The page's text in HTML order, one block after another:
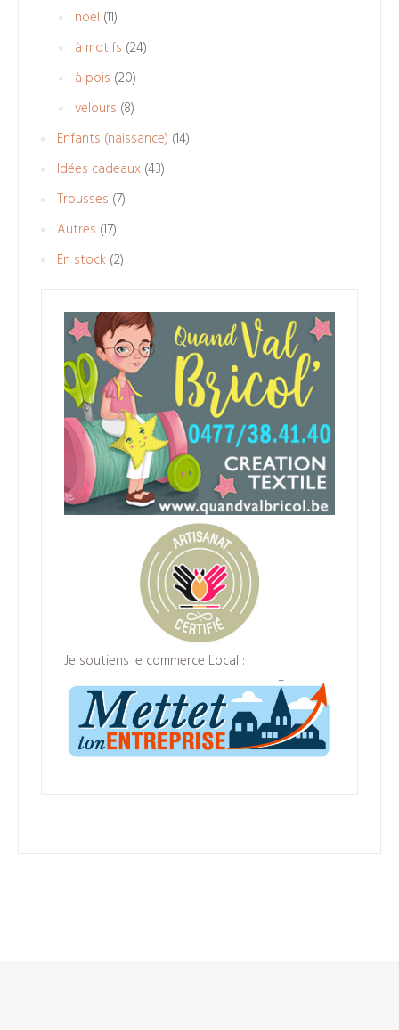
noël 1111
produits
à motifs 2424
à pois 2020
produits
velours 88
produits
Enfants (naissance) 1414
Idées cadeaux 4343
Trousses 77
Autres 1717
produits
En stock 22
Je soutiens le commerce Local :